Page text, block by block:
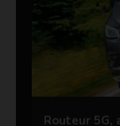
Routeur 5G,